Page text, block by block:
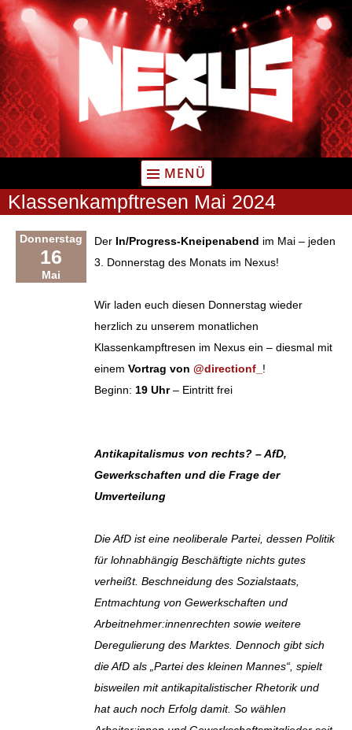
Zum
Inhalt
springen
MENÜ
Klassenkampftresen Mai 2024
Donnerstag
16
Mai
Der In/Progress-Kneipenabend im Mai – jeden
3. Donnerstag des Monats im Nexus!
Wir laden euch diesen Donnerstag wieder
herzlich zu unserem monatlichen
Klassenkampftresen im Nexus ein – diesmal mit
einem Vortrag von @directionf_ !
Beginn: 19 Uhr– Eintritt frei
Antikapitalismus von rechts? – AfD,
Gewerkschaften und die Frage der
Umverteilung
Die AfD ist eine neoliberale Partei, dessen Politik
für lohnabhängig Beschäftigte nichts gutes
verheißt. Beschneidung des Sozialstaats,
Entmachtung von Gewerkschaften und
Arbeitnehmer:innenrechten sowie weitere
Deregulierung des Marktes. Dennoch gibt sich
die AfD als „Partei des kleinen Mannes“, spielt
bisweilen mit antikapitalistischer Rhetorik und
hat auch noch Erfolg damit. So wählen